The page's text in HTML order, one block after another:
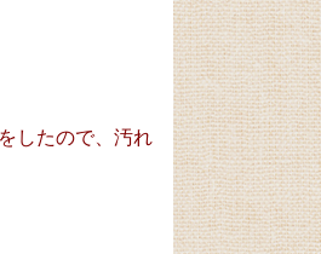
したので、汚れ